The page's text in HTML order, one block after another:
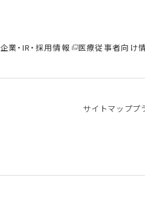
企業・IR・採用情報 医療従事者向け
サイトマッププ